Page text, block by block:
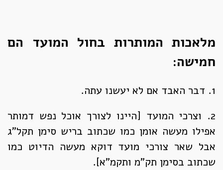
מלאכות המותרות בחול המועד הם
חמישה:
1. דבר האבד אם לא יעשנו עתה.
2. וצרכי המועד [היינו לצורך אוכל נפש דמותר
אפילו מעשה אומן כמו שכתוב בריש סימן תקל"ג
אבל שאר צורכי מועד דוקא מעשה הדיוט כמו
שכתוב בסימן תק"מ ותקמ"א].